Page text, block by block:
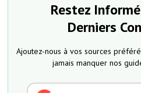
Restez
Derniers
Ajoutez-nous à vos sources
jamais manquer nos